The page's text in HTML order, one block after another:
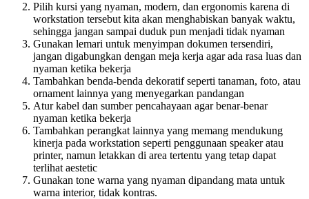
Pilih kursi yang nyaman, modern, dan ergonomis karena di
workstation tersebut kita akan menghabiskan banyak waktu,
sehingga jangan sampai duduk pun menjadi tidak nyaman
Gunakan lemari untuk menyimpan dokumen tersendiri,
jangan digabungkan dengan meja kerja agar ada rasa luas dan
nyaman ketika bekerja
Tambahkan benda-benda dekoratif seperti tanaman, foto, atau
ornament lainnya yang menyegarkan pandangan
Atur kabel dan sumber pencahayaan agar benar-benar
nyaman ketika bekerja
Tambahkan perangkat lainnya yang memang mendukung
kinerja pada workstation seperti penggunaan speaker atau
printer, namun letakkan di area tertentu yang tetap dapat
terlihat aestetic
Gunakan tone warna yang nyaman dipandang mata untuk
warna interior, tidak kontras.